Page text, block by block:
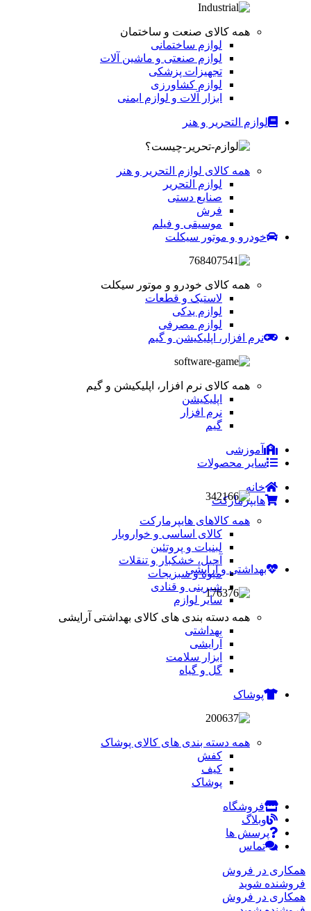
همه کالای صنعت و ساختمان
لوازم ساختمانی
لوازم صنعتی و ماشین آلات
تجهیزات پزشکی
لوازم کشاورزی
ابزار آلات و لوازم ایمنی
لوازم التحریر و هنر
همه کالای لوازم التحریر و هنر
لوازم التحریر
صنایع دستی
فرش
موسیقی و فیلم
خودرو و موتور سیکلت
همه کالای خودرو و موتور سیکلت
لاستیک و قطعات
لوازم یدکی
لوازم مصرفی
نرم افزار، اپلیکیشن و گیم
همه کالای نرم افزار، اپلیکیشن و گیم
اپلیکیشن
نرم افزار
گیم
آموزشی
سایر محصولات
خانه
هایپرمارکت
همه کالاهای هایپرمارکت
کالای اساسی و خواروبار
لبنیات و پروتئین
آجیل، خشکبار و تنقلات
میوه و سبزیجات
شیرینی و قنادی
سایر لوازم
بهداشتی و آرایشی
همه دسته بندی های کالای بهداشتی آرایشی
بهداشتی
آرایشی
ابزار سلامت
گل و گیاه
پوشاک
همه دسته بندی های کالای پوشاک
کفش
کیف
پوشاک
فروشگاه
وبلاگ
پرسش ها
تماس
همکاری در فروش
فروشنده شوید
همکاری در فروش